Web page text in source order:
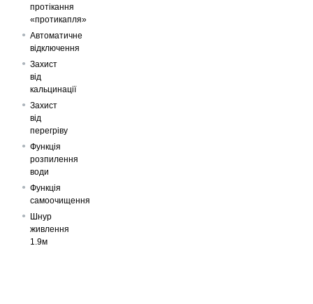
протікання
«протикапля»
Автоматичне
відключення
Захист
від
кальцинації
Захист
від
перегріву
Функція
розпилення
води
Функція
самоочищення
Шнур
живлення
1.9м